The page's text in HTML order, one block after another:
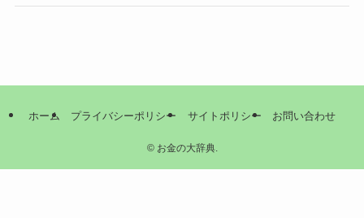
ホーム プライバシーポリシー サイトポリシー お問い合わせ
©お金の大辞典.